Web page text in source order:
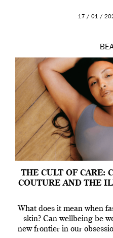
17 / 01 /
THE CULT OF CARE:
COUTURE AND THE
What does it mean when
skin? Can wellbeing be
new frontier in our